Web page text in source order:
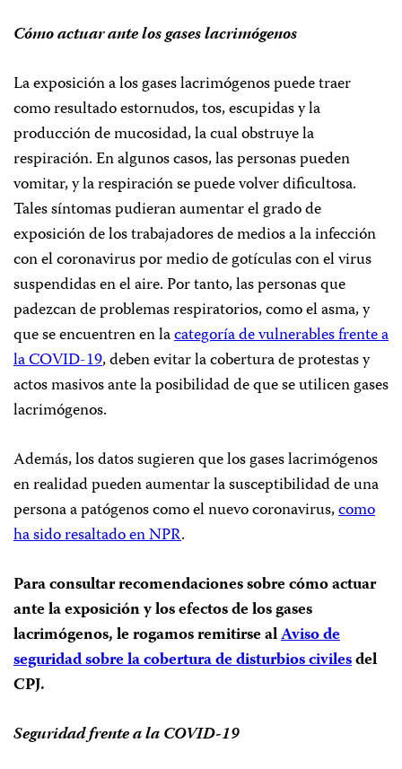
Cómo actuar ante los gases lacrimógenos
La exposición a los gases lacrimógenos puede traer
como resultado estornudos, tos, escupidas y la
producción de mucosidad, la cual obstruye la
respiración. En algunos casos, las personas pueden
vomitar, y la respiración se puede volver dificultosa.
Tales síntomas pudieran aumentar el grado de
exposición de los trabajadores de medios a la infección
con el coronavirus por medio de gotículas con el virus
suspendidas en el aire. Por tanto, las personas que
padezcan de problemas respiratorios, como el asma, y
que se encuentren en lacategoría de vulnerables frente a
la COVID-19, deben evitar la cobertura de protestas y
actos masivos ante la posibilidad de que se utilicen gases
lacrimógenos.
Además, los datos sugieren que los gases lacrimógenos
en realidad pueden aumentar la susceptibilidad de una
persona a patógenos como el nuevo coronavirus,como
ha sido resaltado en NPR.
Para consultar recomendaciones sobre cómo actuar
ante la exposición y los efectos de los gases
lacrimógenos, le rogamos remitirse alAviso de
seguridad sobre la cobertura de disturbios civilesdel
CPJ.
Seguridad frente a la COVID-19